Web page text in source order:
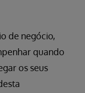
de negócio,
quando
os seus